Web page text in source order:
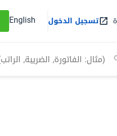
تسجيل الدخول English